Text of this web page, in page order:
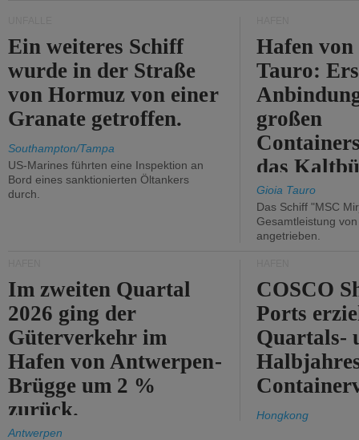
Ein weiteres Schiff
wurde in der Straße
von Hormuz von einer
Granate getroffen.
Southampton/Tampa
US-Marines führten eine Inspektion an
Bord eines sanktionierten Öltankers
durch.
Hafen
Tauro:
großen
das
Gioia Tauro
Das Schiff "MSC
Gesamtleistung
angetrieben.
Im zweiten Quartal
2026 ging der
Güterverkehr im
Hafen von Antwerpen-
Brügge um 2 %
zurück.
Antwerpen
COSCO
Ports
Quartals-
Hongkong